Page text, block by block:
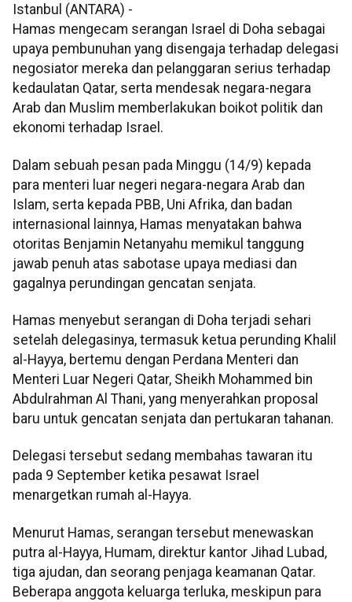
Istanbul (ANTARA) -
Hamas mengecam serangan Israel di Doha sebagai
upaya pembunuhan yang disengaja terhadap delegasi
negosiator mereka dan pelanggaran serius terhadap
kedaulatan Qatar, serta mendesak negara-negara
Arab dan Muslim memberlakukan boikot politik dan
ekonomi terhadap Israel.
Dalam sebuah pesan pada Minggu (14/9) kepada
para menteri luar negeri negara-negara Arab dan
Islam, serta kepada PBB, Uni Afrika, dan badan
internasional lainnya, Hamas menyatakan bahwa
otoritas Benjamin Netanyahu memikul tanggung
jawab penuh atas sabotase upaya mediasi dan
gagalnya perundingan gencatan senjata.
Hamas menyebut serangan di Doha terjadi sehari
setelah delegasinya, termasuk ketua perunding Khalil
al-Hayya, bertemu dengan Perdana Menteri dan
Menteri Luar Negeri Qatar, Sheikh Mohammed bin
Abdulrahman Al Thani, yang menyerahkan proposal
baru untuk gencatan senjata dan pertukaran tahanan.
Delegasi tersebut sedang membahas tawaran itu
pada 9 September ketika pesawat Israel
menargetkan rumah al-Hayya.
Menurut Hamas, serangan tersebut menewaskan
putra al-Hayya, Humam, direktur kantor Jihad Lubad,
tiga ajudan, dan seorang penjaga keamanan Qatar.
Beberapa anggota keluarga terluka, meskipun para